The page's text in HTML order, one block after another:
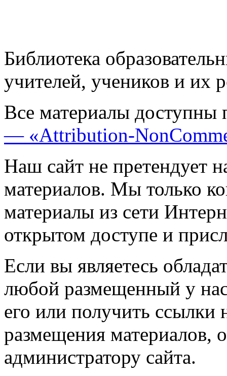
Библиотека
учителей, учеников и их
Все материалы доступны
— «Attribution-
Наш сайт не претендует
материалов. Мы только
материалы из сети
открытом доступе и
Если вы являетесь
любой размещенный у
его или получить ссылки
размещения материалов,
администратору сайта.